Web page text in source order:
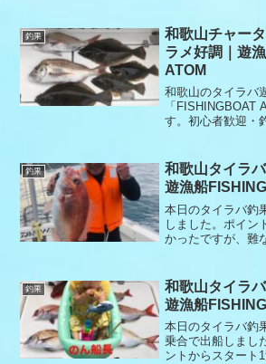
釣果
和歌山チャー
ラメ好調｜遊
ATOM
和歌山のタイラバ
「FISHINGBOAT
す。初心者歓迎・
釣果
和歌山タイラ
遊漁船
本日のタイラバ釣
しました。ポイン
かったですが、難
えてポイントへポ
ネリが大きくアタ
本日もありがとう
釣果
和歌山タイラ
遊漁船
本日のタイラバ釣
乗合で出船しまし
ントからスタート